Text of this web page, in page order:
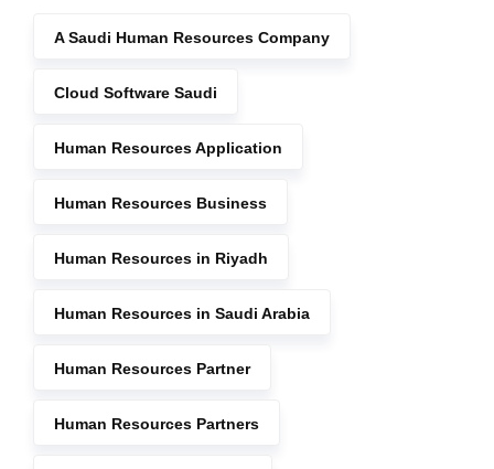
A Saudi Human Resources Company
Cloud Software Saudi
Human Resources Application
Human Resources Business
Human Resources in Riyadh
Human Resources in Saudi Arabia
Human Resources Partner
Human Resources Partners